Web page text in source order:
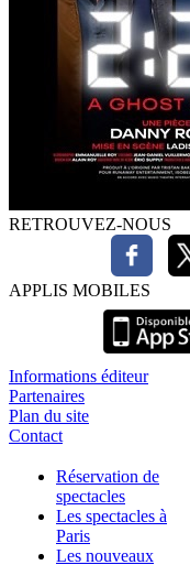
RETROUVEZ-NOUS
APPLIS MOBILES
Informations éditeur
Partenaires
Plan du site
Contact
Réservation de
spectacles
Les spectacles à
Paris
Les nouveaux